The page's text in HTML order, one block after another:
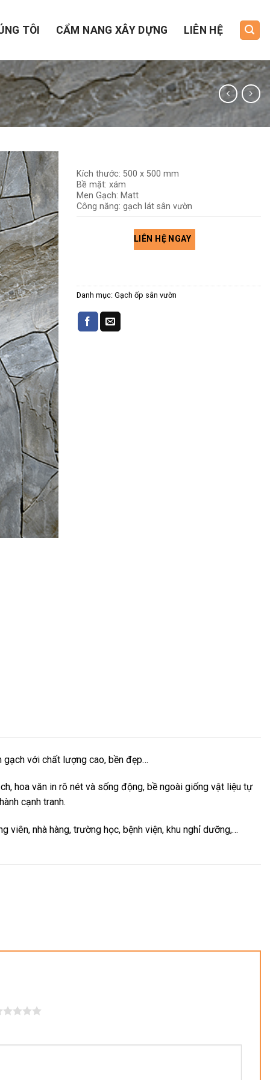
TÔI CẨM NANG XÂY DỰNG LIÊN HỆ
Kích thước: 500 x 500 mm
Bề mặt: xám
Men Gạch: Matt
Công năng: gạch lát sân vườn
LIÊN HỆ NGAY
Danh mục: Gạch ốp sân vườn
với chất lượng cao, bền đẹp…
hoa văn in rõ nét và sống động, bề ngoài giống vật liệu tự
cạnh tranh.
nhà hàng, trường học, bệnh viện, khu nghỉ dưỡng,…